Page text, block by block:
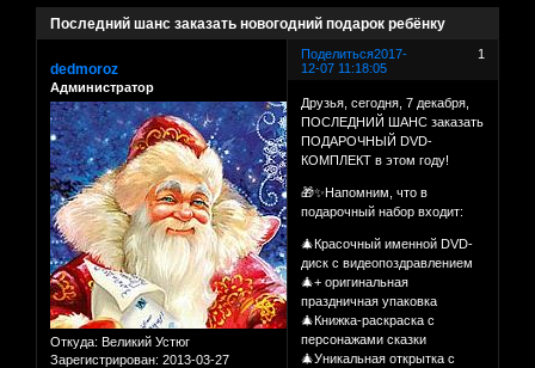
Последний шанс заказать новогодний подарок ребёнку
Поделиться 1
2017-
12-07 11:18:05
dedmoroz
Администратор
Откуда: Великий Устюг
Зарегистрирован: 2013-03-27
Друзья, сегодня, 7 декабря,
ПОСЛЕДНИЙ ШАНС заказать
ПОДАРОЧНЫЙ DVD-
КОМПЛЕКТ в этом году!
🎁✨Напомним, что в
подарочный набор входит:
🎄Красочный именной DVD-
диск с видеопоздравлением
🎄+ оригинальная
праздничная упаковка
🎄Книжка-раскраска с
персонажами сказки
🎄Уникальная открытка с